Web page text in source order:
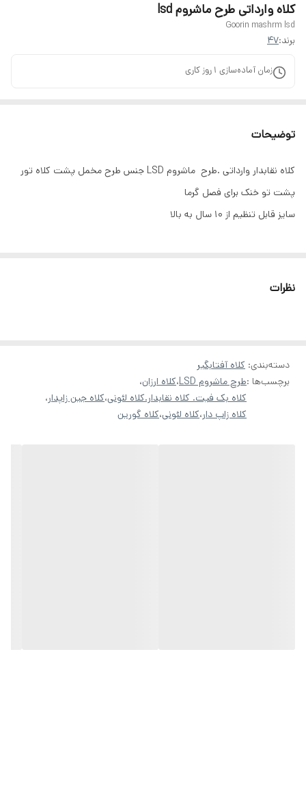
کلاه وارداتی طرح ماشروم lsd
Goorin mashrm lsd
برند:47
زمان آماده‌سازی 1 روز کاری
توضیحات
کلاه نقابدار وارداتی .طرح ماشروم LSD جنس طرح مخمل پشت کلاه تور
پشت تو خنک برای فصل گرما
سایز قابل تنظیم از ۱۰ سال به بالا
نظرات
دسته‌بندی: کلاه آفتابگیر
برچسب‌ها :طرح ماشروم LSD ،کلاه ارزان،
کلاه بک فیت. کلاه نقابدار.کلاه لئونی،کلاه جین زاپدار،
کلاه زاپ دار،کلاه لئونی،کلاه گورین